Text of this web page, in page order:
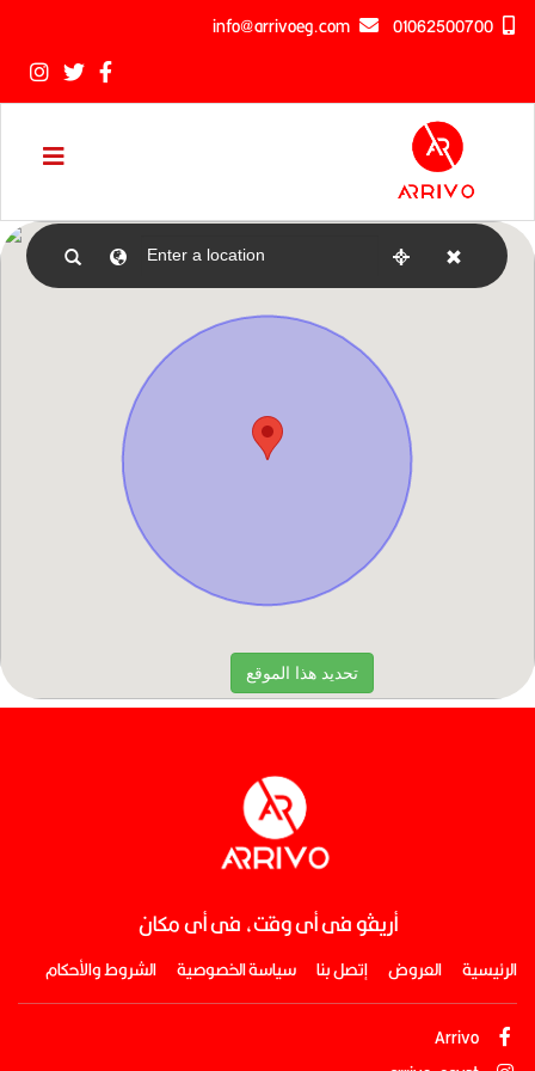
أريڤو فى أى وقت، فى أى مكان
الرئيسية العروض إتصل بنا سياسة الخصوصية الشروط والأحكام
Arrivo